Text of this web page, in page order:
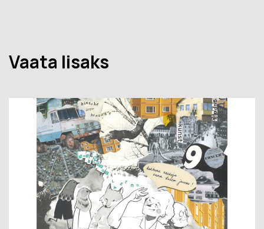
Vaata lisaks